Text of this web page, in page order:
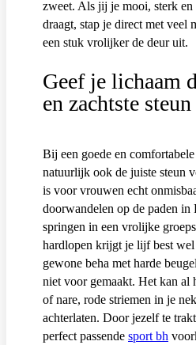
zweet. Als jij je mooi, sterk
draagt, stap je direct met veel
een stuk vrolijker de deur uit.
Geef je lichaam
en zachtste steun
Bij een goede en
natuurlijk ook de juiste steun
is voor vrouwen echt
doorwandelen op de paden in
springen in een vrolijke
hardlopen krijgt je lijf best
gewone beha met harde
niet voor gemaakt. Het kan al
of nare, rode striemen in je
achterlaten. Door jezelf te
perfect passende sport bh